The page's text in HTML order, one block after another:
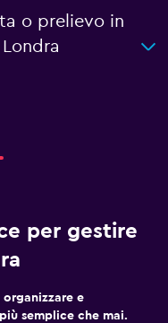
o prelievo in
per gestire
e
semplice che mai.